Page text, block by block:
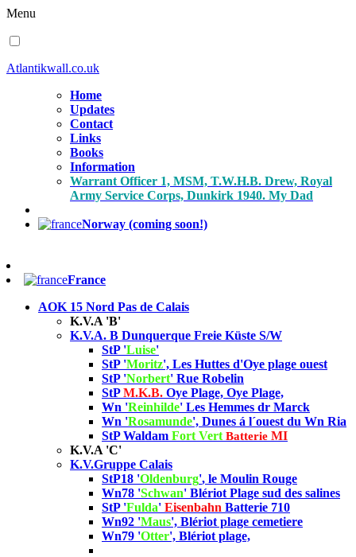
Menu
Atlantikwall.co.uk
Home
Updates
Contact
Links
Books
Information
Warrant Officer 1, MSM, T.W.H.B. Drew, Royal
Army Service Corps, Dunkirk 1940. My Dad
Norway (coming soon!)
France
AOK 15 Nord Pas de Calais
K.V.A 'B'
K.V.A. B Dunquerque Freie Küste S/W
StP 'Luise'
StP 'Moritz', Les Huttes d'Oye plage ouest
StP 'Norbert' Rue Robelin
StPM.K.B. Oye Plage, Oye Plage,
Wn 'Reinhilde' Les Hemmes dr Marck
Wn 'Rosamunde', Dunes á l´ouest du Wn Ria
StP Waldam Fort Vert Batterie MI
K.V.A 'C'
K.V.Gruppe Calais
StP18 'Oldenburg', le Moulin Rouge
Wn78 'Schwan' Blériot Plage sud des salines
StP 'Fulda' Eisenbahn Batterie 710
Wn92 'Maus', Blériot plage cemetiere
Wn79 'Otter', Blériot plage,